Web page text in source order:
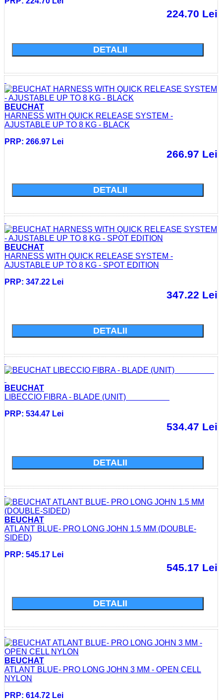
224.70 Lei
DETALII
BEUCHAT
HARNESS WITH QUICK RELEASE SYSTEM -
AJUSTABLE UP TO 8 KG - BLACK
PRP: 266.97 Lei
266.97 Lei
DETALII
BEUCHAT
HARNESS WITH QUICK RELEASE SYSTEM -
AJUSTABLE UP TO 8 KG - SPOT EDITION
PRP: 347.22 Lei
347.22 Lei
DETALII
BEUCHAT
LIBECCIO FIBRA - BLADE (UNIT)
PRP: 534.47 Lei
534.47 Lei
DETALII
BEUCHAT
ATLANT BLUE- PRO LONG JOHN 1.5 MM (DOUBLE-
SIDED)
PRP: 545.17 Lei
545.17 Lei
DETALII
BEUCHAT
ATLANT BLUE- PRO LONG JOHN 3 MM - OPEN CELL
NYLON
PRP: 614.72 Lei